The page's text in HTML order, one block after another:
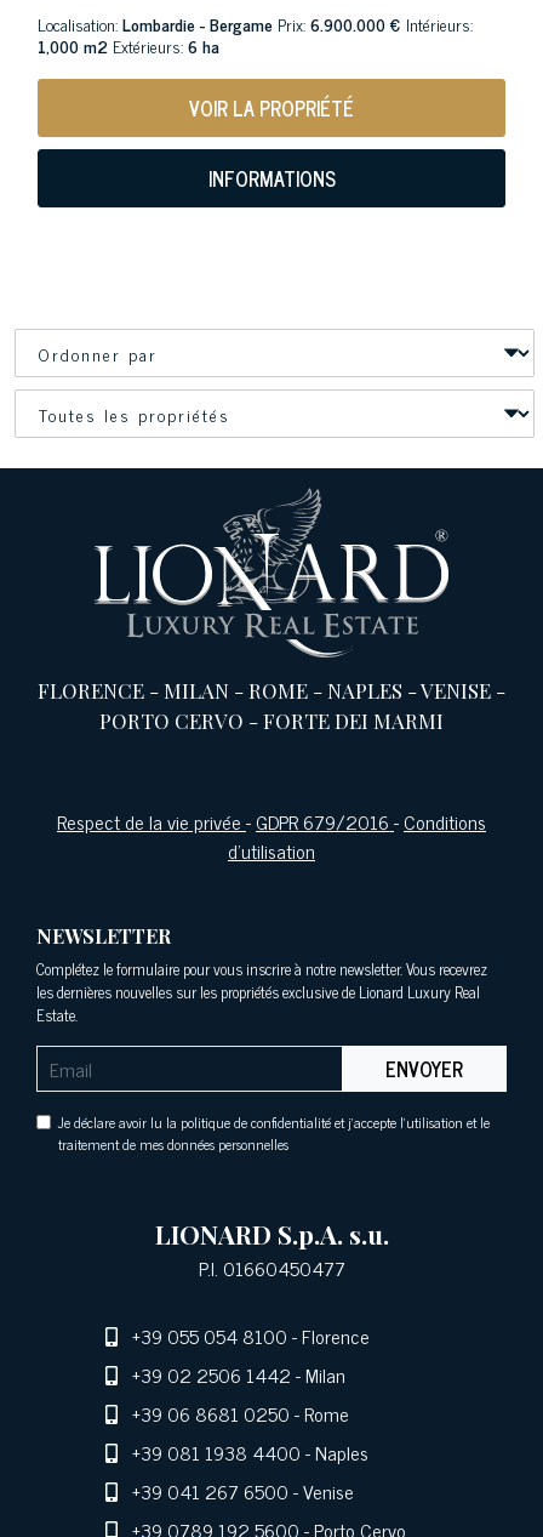
Localisation:Lombardie - Bergame Prix:6.900.000 € Intérieurs:
1,000 m2 Extérieurs:6 ha
VOIR LA PROPRIÉTÉ
INFORMATIONS
FLORENCE -MILAN -ROME -NAPLES -VENISE -
PORTO CERVO -FORTE DEI MARMI
Respect de la vie privée-GDPR 679/2016-Conditions
d'utilisation
NEWSLETTER
Complétez le formulaire pour vous inscrire à notre newsletter. Vous recevrez
les dernières nouvelles sur les propriétés exclusive de Lionard Luxury Real
Estate.
ENVOYER
Je déclare avoir lu la politique de confidentialité et j'accepte l'utilisation et le
traitement de mes données personnelles
LIONARD S.p.A. s.u.
P.I. 01660450477
+39 055 054 8100- Florence
+39 02 2506 1442- Milan
+39 06 8681 0250- Rome
+39 081 1938 4400- Naples
+39 041 267 6500- Venise
+39 0789 192 5600- Porto Cervo